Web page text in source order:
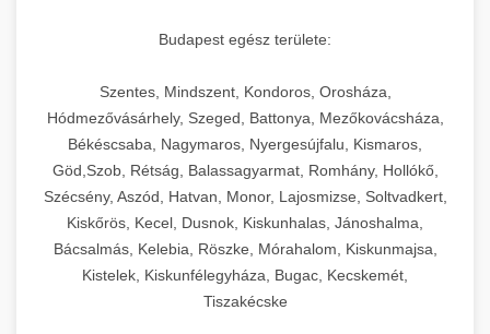
Hatékony lezárási és tartósítási megoldások.
chef-iparikonyhagepek.hu
kereskedelmi csomagoló gép
professzionális konyhák számára. Nagy
kapacitású sütő- és főzőberendezés precíz
hőmérséklet-szabályozással.
chef-iparikonyhagepek.hu
kereskedelmi sütősütő
❄️ 25. Ipari Hűtőszekrény +
Professzionális hűtőegységek és hűtőkamrák
kereskedelmi konyhák számára.
Energiahatékony hűtési megoldások nagy
kapacitással.
chef-iparikonyhagepek.hu
💧 26. Ipari Mosogatógép +
Kereskedelmi mosogatóberendezések nagy
forgalmú éttermi műveletekhez. Gyors tisztítási
ciklusok fertőtlenítési képességekkel.
🧀 27. Ipari Sajtreszelő Gép +
Budapest egész területe:
Szentes, Mindszent, Kondoros, Orosháza,
Hódmezővásárhely, Szeged, Battonya, Mezőkovácsháza,
Békéscsaba, Nagymaros, Nyergesújfalu, Kismaros,
Göd,Szob, Rétság, Balassagyarmat, Romhány, Hollókő,
Szécsény, Aszód, Hatvan, Monor, Lajosmizse, Soltvadkert,
Kiskőrös, Kecel, Dusnok, Kiskunhalas, Jánoshalma,
Bácsalmás, Kelebia, Röszke, Mórahalom, Kiskunmajsa,
Kistelek, Kiskunfélegyháza, Bugac, Kecskemét,
Tiszakécske